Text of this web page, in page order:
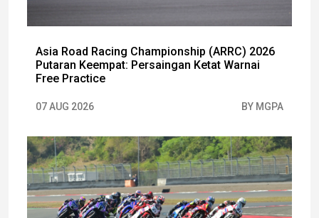
Asia Road Racing Championship (ARRC) 2026
Putaran Keempat: Persaingan Ketat Warnai
Free Practice
07 AUG 2026 BY MGPA